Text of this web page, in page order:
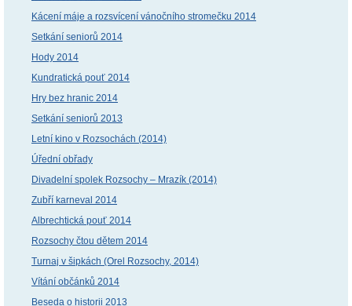
Kácení máje a rozsvícení vánočního stromečku 2014
Setkání seniorů 2014
Hody 2014
Kundratická pouť 2014
Hry bez hranic 2014
Setkání seniorů 2013
Letní kino v Rozsochách (2014)
Úřední obřady
Divadelní spolek Rozsochy – Mrazík (2014)
Zubří karneval 2014
Albrechtická pouť 2014
Rozsochy čtou dětem 2014
Turnaj v šipkách (Orel Rozsochy, 2014)
Vítání občánků 2014
Beseda o historii 2013